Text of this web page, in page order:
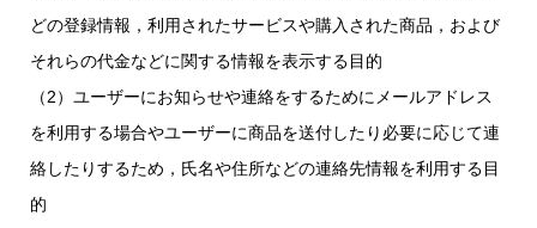
どの登録情報，利用されたサービスや購入された商品，および
それらの代金などに関する情報を表示する目的
（2）ユーザーにお知らせや連絡をするためにメールアドレス
を利用する場合やユーザーに商品を送付したり必要に応じて連
絡したりするため，氏名や住所などの連絡先情報を利用する目
的